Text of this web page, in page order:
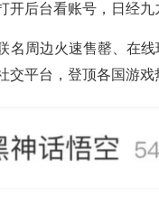
开后台看账号，日经九
名周边火速售罄、在
交平台，登顶各国游戏